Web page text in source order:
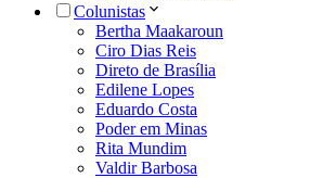
Colunistas
Bertha Maakaroun
Ciro Dias Reis
Direto de Brasília
Edilene Lopes
Eduardo Costa
Poder em Minas
Rita Mundim
Valdir Barbosa